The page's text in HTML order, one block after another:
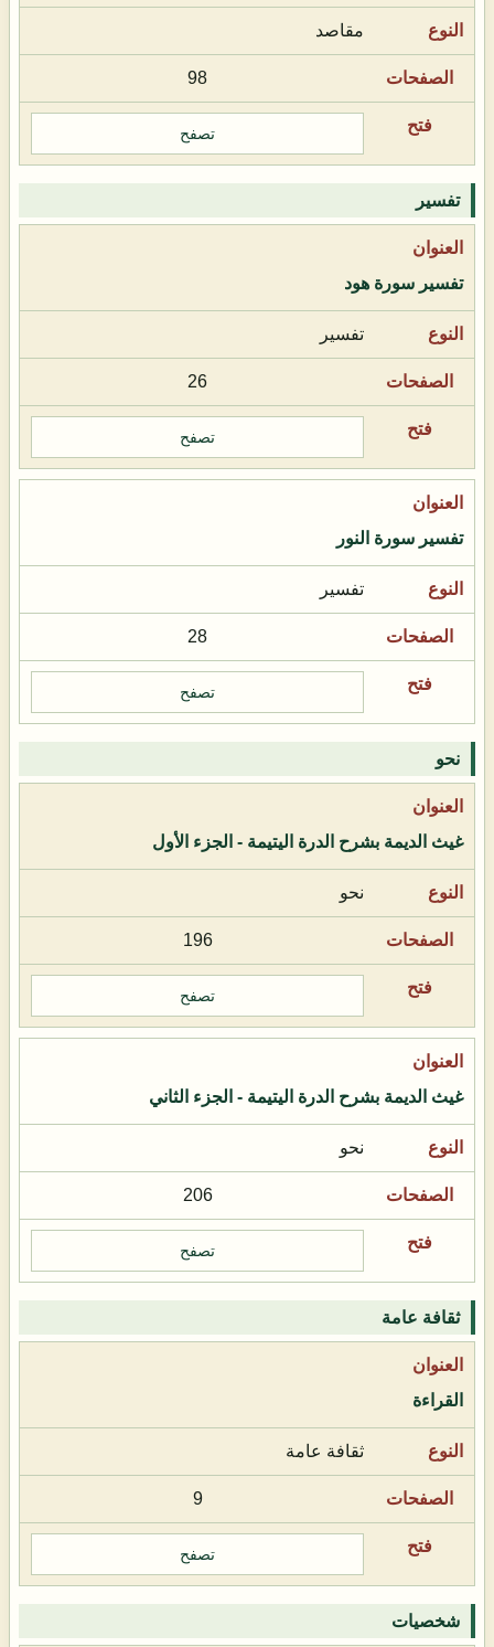
مقاصد
98
تصفح
تفسير
تفسير سورة هود
تفسير
26
تصفح
تفسير سورة النور
تفسير
28
تصفح
نحو
غيث الديمة بشرح الدرة اليتيمة - الجزء الأول
نحو
196
تصفح
غيث الديمة بشرح الدرة اليتيمة - الجزء الثاني
نحو
206
تصفح
ثقافة عامة
القراءة
ثقافة عامة
9
تصفح
شخصيات